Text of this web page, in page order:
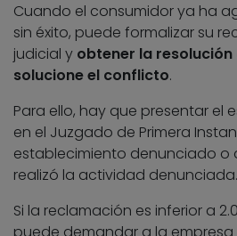
Cuando el consumidor ya ha
sin éxito, puede formalizar su
judicial y obtener la resolución
solucione el conflicto.
Para ello, hay que presentar el
en el Juzgado de Primera
establecimiento denunciado o
realizó la actividad denunciada.
Si la reclamación es inferior a